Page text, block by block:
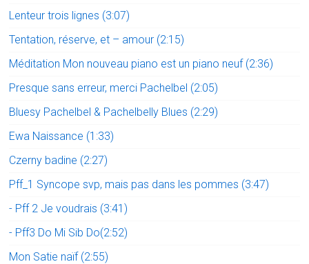
Lenteur trois lignes (3:07)
Tentation, réserve, et – amour (2:15)
Méditation Mon nouveau piano est un piano neuf (2:36)
Presque sans erreur, merci Pachelbel (2:05)
Bluesy Pachelbel & Pachelbelly Blues (2:29)
Ewa Naissance (1:33)
Czerny badine (2:27)
Pff_1 Syncope svp, mais pas dans les pommes (3:47)
- Pff 2 Je voudrais (3:41)
- Pff3 Do Mi Sib Do(2:52)
Mon Satie naïf (2:55)